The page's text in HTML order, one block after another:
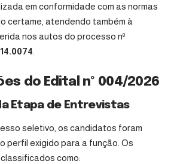
em conformidade com as normas
certame, atendendo também à
nos autos do processo nº
do Edital nº 004/2026
Etapa de Entrevistas
seletivo, os candidatos foram
perfil exigido para a função. Os
como: